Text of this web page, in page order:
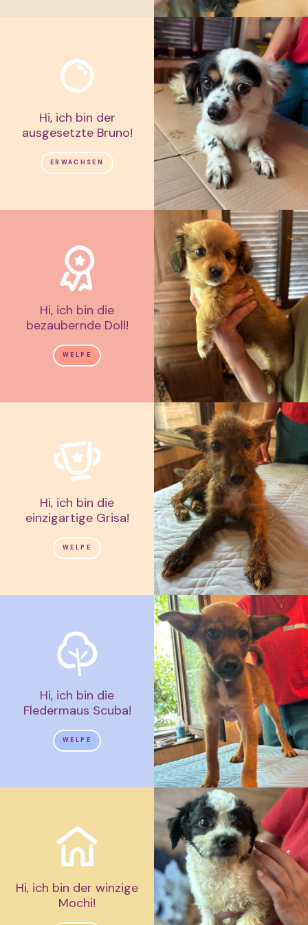
Hi, ich bin der
ausgesetzte Bruno!
ERWACHSEN
Hi, ich bin die
bezaubernde Doll!
WELPE
Hi, ich bin die
einzigartige Grisa!
WELPE
Hi, ich bin die
Fledermaus Scuba!
WELPE
Hi, ich bin der winzige
Mochi!